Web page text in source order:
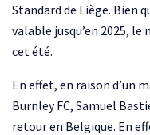
Standard de Liège. Bien
valable jusqu’en 2025,
cet été.
En effet, en raison d’un
Burnley FC, Samuel
retour en Belgique. En